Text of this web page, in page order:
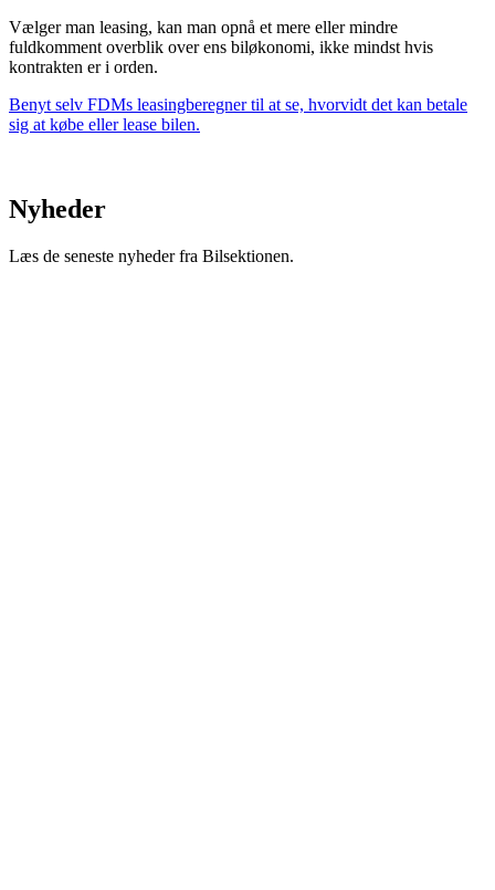
Vælger man leasing, kan man opnå et mere eller mindre
fuldkomment overblik over ens biløkonomi, ikke mindst hvis
kontrakten er i orden.
Benyt selv FDMs leasingberegner til at se, hvorvidt det kan betale
sig at købe eller lease bilen.
Nyheder
Læs de seneste nyheder fra Bilsektionen.